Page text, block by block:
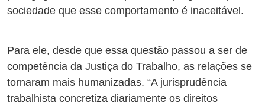
sociedade que esse comportamento é inaceitável.
Para ele, desde que essa questão passou a ser de
competência da Justiça do Trabalho, as relações se
tornaram mais humanizadas. “A jurisprudência
trabalhista concretiza diariamente os direitos